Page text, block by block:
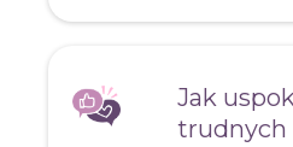
Jak
trudnych